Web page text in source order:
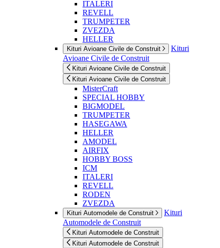
ITALERI
REVELL
TRUMPETER
ZVEZDA
HELLER
Kituri Avioane Civile de Construit
Kituri
Avioane Civile de Construit
Kituri Avioane Civile de Construit
Kituri Avioane Civile de Construit
MisterCraft
SPECIAL HOBBY
BIGMODEL
TRUMPETER
HASEGAWA
HELLER
AMODEL
AIRFIX
HOBBY BOSS
ICM
ITALERI
REVELL
RODEN
ZVEZDA
Kituri Automodele de Construit
Kituri
Automodele de Construit
Kituri Automodele de Construit
Kituri Automodele de Construit